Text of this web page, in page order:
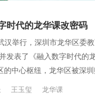
时代的龙华课改密码
汉举行，深圳市龙华区委
发表了《融入数字时代的
的中心枢纽，龙华区被深
发展，实现了从质量提升
的跨越。”深圳市龙华区
王玉玺 龙华课